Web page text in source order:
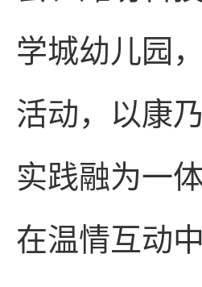
学城幼儿园
活动，以康
实践融为一
在温情互动